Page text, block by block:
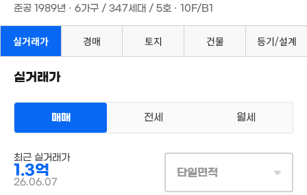
매매 1억 3000만원
전용47m²
계약일 '26. 06
준공 1989년 · 6가구 / 347세대 / 5호 · 10F/B1
실거래가 경매 토지 건물 등기/설계
실거래가
매매 전세 월세
최근 실거래가
1.3억
26.06.07
단일면적